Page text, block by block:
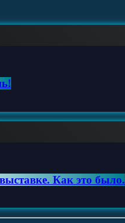
Как это было.